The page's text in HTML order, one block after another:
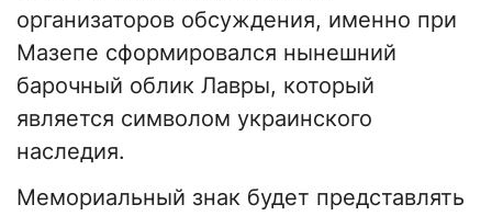
организаторов обсуждения, именно при
Мазепе сформировался нынешний
барочный облик Лавры, который
является символом украинского
наследия.
Мемориальный знак будет представлять